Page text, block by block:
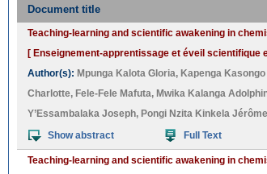
Document title
Teaching-learning and scientific awakening in
[ Enseignement-apprentissage et éveil scientifique
Author(s): Mpunga Kalota Gloria, Kapenga
Charlotte, Fele-Fele Mafuta, Mwika Kalanga
Y’Essambalaka Joseph, Pongi Nzita Kinkela Jérôme
Show abstract
Full Text
Teaching-learning and scientific awakening in